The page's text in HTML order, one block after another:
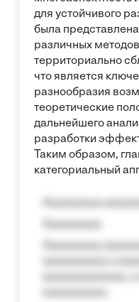
для устойчивого
была
различных
территориально
что является
разнообразия
теоретические
дальнейшего
разработки
Таким образом,
категориальный